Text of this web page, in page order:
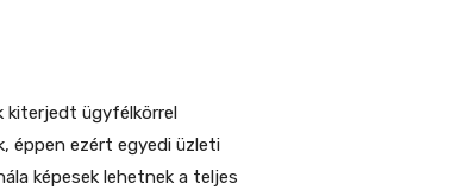
kiterjedt ügyfélkörrel
éppen ezért egyedi üzleti
képesek lehetnek a teljes